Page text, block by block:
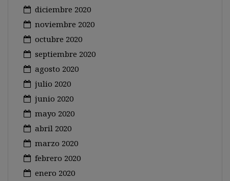
diciembre 2020
noviembre 2020
octubre 2020
septiembre 2020
agosto 2020
julio 2020
junio 2020
mayo 2020
abril 2020
marzo 2020
febrero 2020
enero 2020